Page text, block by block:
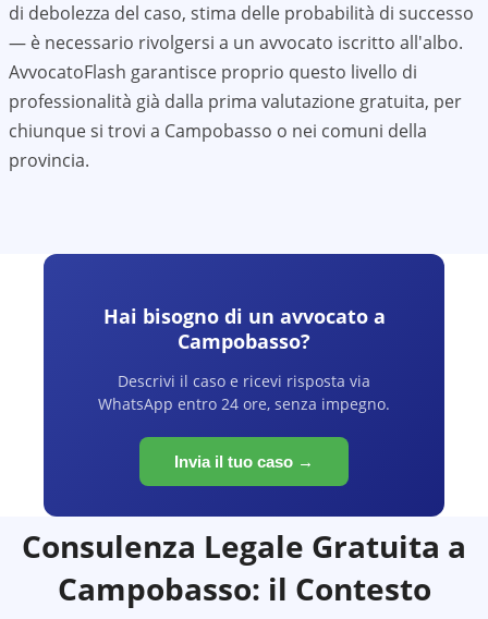
di debolezza del caso, stima delle probabilità di successo
— è necessario rivolgersi a un avvocato iscritto all'albo.
AvvocatoFlash garantisce proprio questo livello di
professionalità già dalla prima valutazione gratuita, per
chiunque si trovi a Campobasso o nei comuni della
provincia.
Hai bisogno di un avvocato a
Campobasso?
Descrivi il caso e ricevi risposta via
WhatsApp entro 24 ore, senza impegno.
Invia il tuo caso →
Consulenza Legale Gratuita a
Campobasso: il Contesto